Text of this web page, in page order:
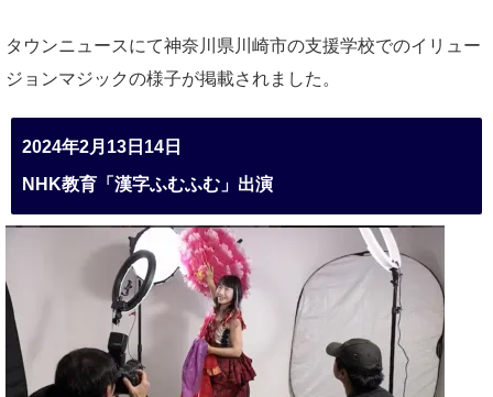
タウンニュースにて神奈川県川崎市の支援学校でのイリュー
ジョンマジックの様子が掲載されました。
2024年2月13日14日
NHK教育「漢字ふむふむ」出演